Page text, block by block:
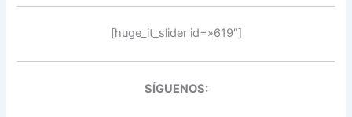
[huge_it_slider id=»619″]
SÍGUENOS: